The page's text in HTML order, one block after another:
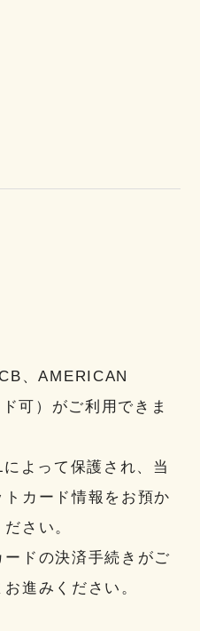
、AMERICAN
可）がご利用できま
よって保護され、当
カード情報をお預か
さい。
ドの決済手続きがご
進みください。